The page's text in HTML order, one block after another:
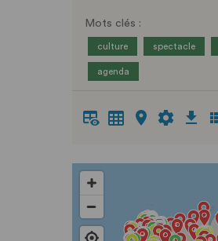
Mots clés :
culture spectacle
agenda